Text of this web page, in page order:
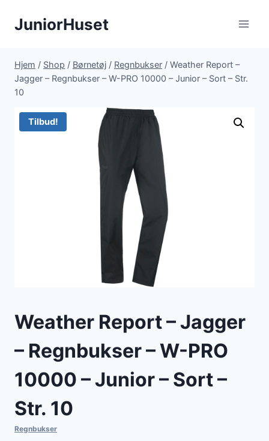
JuniorHuset
Hjem / Shop / Børnetøj / Regnbukser / Weather Report –
Jagger – Regnbukser – W-PRO 10000 – Junior – Sort – Str.
10
Tilbud!
Weather Report – Jagger
– Regnbukser – W-PRO
10000 – Junior – Sort –
Str. 10
Regnbukser